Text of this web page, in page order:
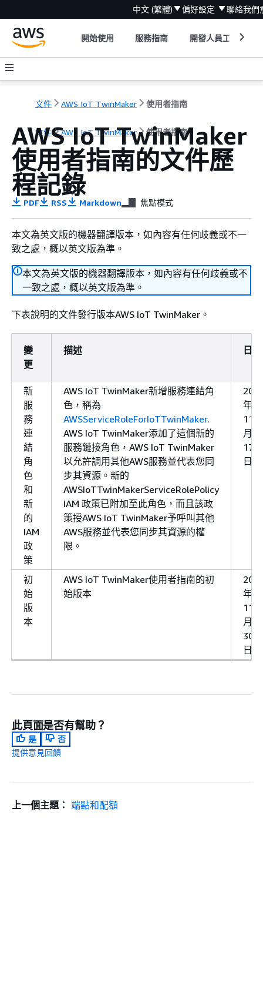
中文 (繁體) 偏好設定 聯絡我們
開始使用 服務指南 開發人員工具
文件 AWS IoT TwinMaker 使用者指南
文件 AWS IoT TwinMaker 使用者指南
AWS IoT TwinMaker
使用者指南的文件歷
程記錄
PDF RSS Markdown 焦點模式
本文為英文版的機器翻譯版本，如內容有任何歧義或不一
致之處，概以英文版為準。
本文為英文版的機器翻譯版本，如內容有任何歧義或不
一致之處，概以英文版為準。
下表說明的文件發行版本AWS IoT TwinMaker。
變
更
描述 日期
新
服
務
連
結
角
色
和
新
的
IAM
政
策
AWS IoT TwinMaker新增服務連結角
色，稱為
AWSServiceRoleForIoTTwinMaker.
AWS IoT TwinMaker添加了這個新的
服務鏈接角色，AWS IoT TwinMaker
以允許調用其他AWS服務並代表您同
步其資源。新的
AWSIoTTwinMakerServiceRolePolicy
IAM 政策已附加至此角色，而且該政
策授AWS IoT TwinMaker予呼叫其他
AWS服務並代表您同步其資源的權
限。
年
11
月
17
日
初
始
版
本
AWS IoT TwinMaker使用者指南的初
始版本
年
11
月
30
日
此頁面是否有幫助？
是
否
提供意見回饋
上一個主題： 端點和配額